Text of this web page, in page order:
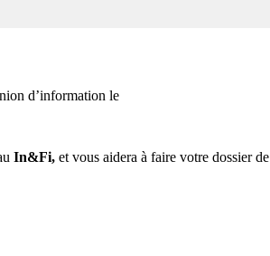
d’information le
In&Fi, et vous aidera à faire votre dossier de